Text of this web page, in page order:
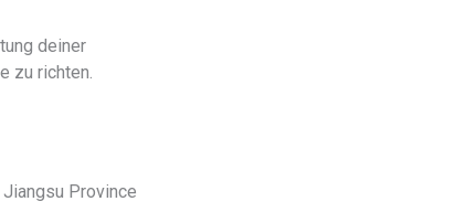
deiner
zu richten.
Jiangsu Province